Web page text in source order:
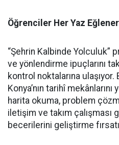
Öğrenciler Her Yaz
“Şehrin Kalbinde Yolculuk”
ve yönlendirme ipuçlarını
kontrol noktalarına
Konya’nın tarihî
harita okuma, problem
iletişim ve takım çalışması
becerilerini geliştirme